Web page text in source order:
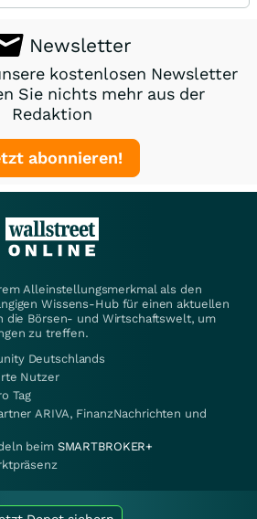
Newsletter
kostenlosen Newsletter
Sie nichts mehr aus der
Redaktion
abonnieren!
Alleinstellungsmerkmal als den
Wissens-Hub für einen aktuellen
die Börsen- und Wirtschaftswelt, um
zu treffen.
Deutschlands
Nutzer
Tag
ARIVA, FinanzNachrichten und
beim SMARTBROKER+